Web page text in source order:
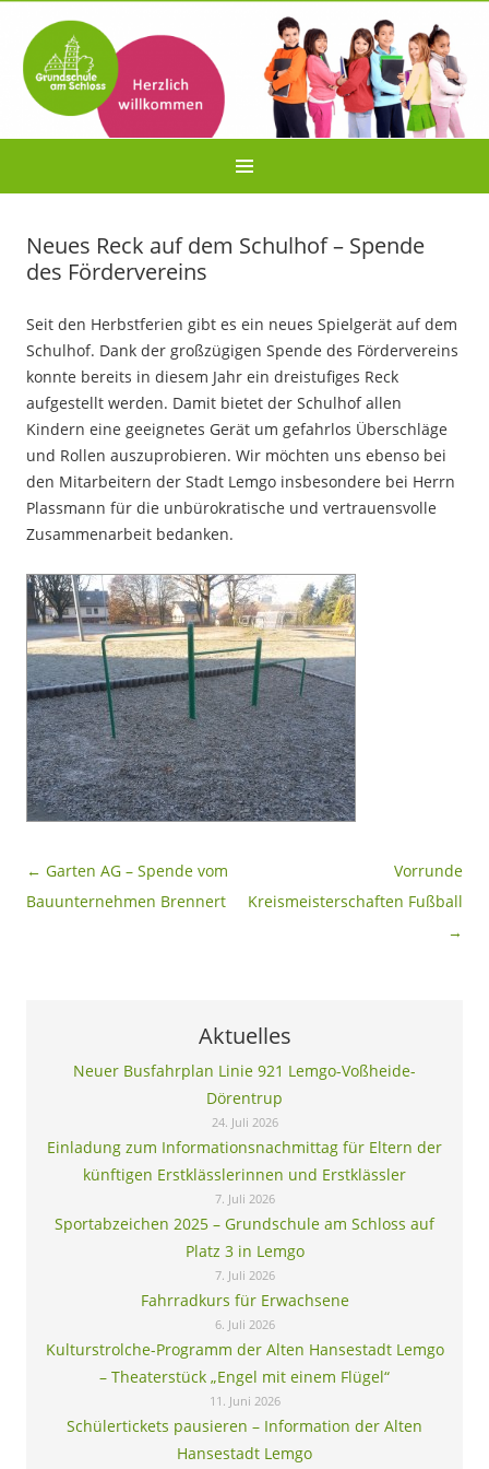
Neues Reck auf dem Schulhof – Spende
des Fördervereins
Seit den Herbstferien gibt es ein neues Spielgerät auf dem
Schulhof. Dank der großzügigen Spende des Fördervereins
konnte bereits in diesem Jahr ein dreistufiges Reck
aufgestellt werden. Damit bietet der Schulhof allen
Kindern eine geeignetes Gerät um gefahrlos Überschläge
und Rollen auszuprobieren. Wir möchten uns ebenso bei
den Mitarbeitern der Stadt Lemgo insbesondere bei Herrn
Plassmann für die unbürokratische und vertrauensvolle
Zusammenarbeit bedanken.
Beitragsnavigation
← Garten AG – Spende vom
Bauunternehmen Brennert
Vorrunde
Kreismeisterschaften Fußball
→
Aktuelles
Neuer Busfahrplan Linie 921 Lemgo-Voßheide-
Dörentrup
24. Juli 2026
Einladung zum Informationsnachmittag für Eltern der
künftigen Erstklässlerinnen und Erstklässler
7. Juli 2026
Sportabzeichen 2025 – Grundschule am Schloss auf
Platz 3 in Lemgo
7. Juli 2026
Fahrradkurs für Erwachsene
6. Juli 2026
Kulturstrolche-Programm der Alten Hansestadt Lemgo
– Theaterstück „Engel mit einem Flügel“
11. Juni 2026
Schülertickets pausieren – Information der Alten
Hansestadt Lemgo